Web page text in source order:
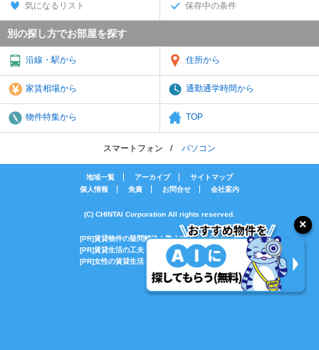
気になるリスト 保存中の条件
別の探し方でお部屋を探す
沿線・駅から 住所から
家賃相場から 通勤通学時間から
物件特集から TOP
スマートフォン パソコン
地域一覧 アーカイブ
サイトマップ
個人情報
免責 お問合せ 会社案内
(C) CHINTAI Corporation All rights reserved.
[PR]賃貸物件の疑問解決！教えてエイブルAGENT
[PR]賃貸生活の工夫を紹介！CHINTAI情報局
[PR]女性の賃貸生活を応援！Woman.CHINTAI